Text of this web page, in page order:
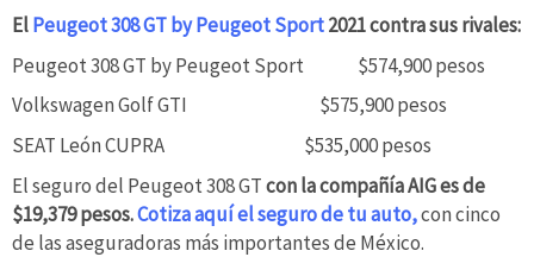
ElPeugeot 308 GT by Peugeot Sport2021 contra sus rivales:
Peugeot 308 GT by Peugeot Sport $574,900 pesos
Volkswagen Golf GTI $575,900 pesos
SEAT León CUPRA $535,000 pesos
El seguro del Peugeot 308 GTcon la compañía AIG es de
$19,379 pesos.Cotiza aquí el seguro de tu auto,con cinco
de las aseguradoras más importantes de México.